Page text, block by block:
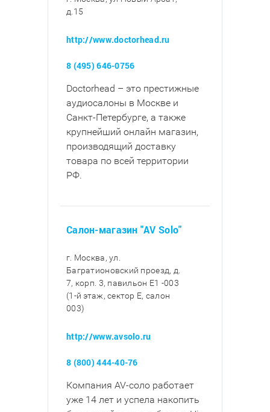
д.15
http://www.doctorhead.ru
8 (495) 646-0756
Doctorhead – это престижные
аудиосалоны в Москве и
Санкт-Петербурге, а также
крупнейший онлайн магазин,
производящий доставку
товара по всей территории
РФ.
Салон-магазин "AV Solo"
г. Москва, ул.
Багратионовский проезд, д.
7, корп. 3, павильон E1 -003
(1-й этаж, сектор E, салон
003)
http://www.avsolo.ru
8 (800) 444-40-76
Компания AV-соло работает
уже 14 лет и успела накопить